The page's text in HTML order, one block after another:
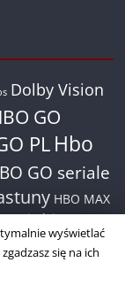
Dolby Vision
GO
PL Hbo
GO seriale
HBO MAX
HBO Max
HBO
Netflix
wyświetlać
się na ich